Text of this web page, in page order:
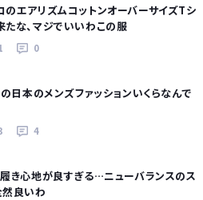
エアリズムコットンオーバーサイズTシ
な、マジでいいわこの服
0
日本のメンズファッションいくらなんで
4
き心地が良すぎる…ニューバランスのス
然良いわ